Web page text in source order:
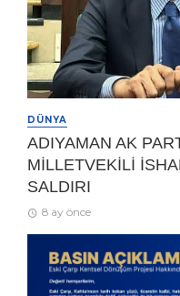
DÜNYA
ADIYAMAN AK
MİLLETVEKİLİ
SALDIRI
8 ay önce